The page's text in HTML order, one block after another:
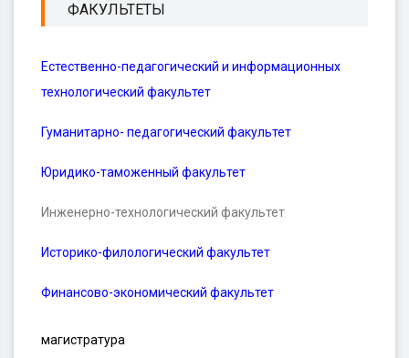
ФАКУЛЬТЕТЫ
Естественно-педагогический и информационных
технологический факультет
Гуманитарно- педагогический факультет
Юридико-таможенный факультет
Инженерно-технологический факультет
Историко-филологический факультет
Финансово-экономический факультет
магистратура